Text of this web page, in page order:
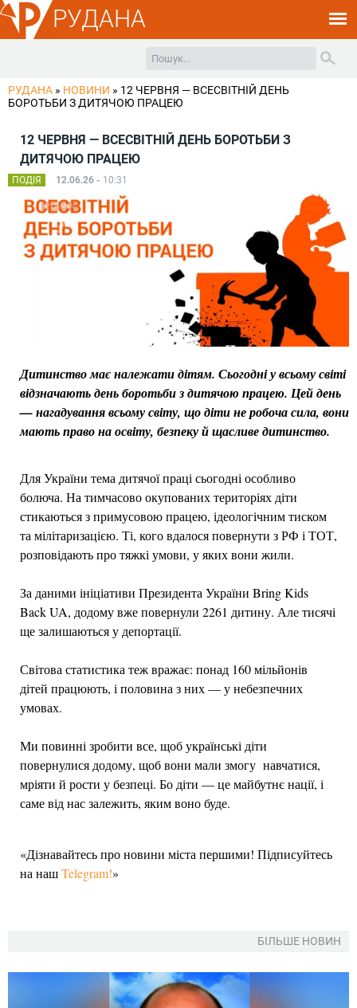
РУДАНА
РУДАНА » НОВИНИ » 12 ЧЕРВНЯ — ВСЕСВІТНІЙ ДЕНЬ
БОРОТЬБИ З ДИТЯЧОЮ ПРАЦЕЮ
12 ЧЕРВНЯ — ВСЕСВІТНІЙ ДЕНЬ БОРОТЬБИ З
ДИТЯЧОЮ ПРАЦЕЮ
ПОДІЯ 12.06.26 - 10:31
Дитинство має належати дітям. Сьогодні у всьому світі
відзначають день боротьби з дитячою працею. Цей день
— нагадування всьому світу, що діти не робоча сила, вони
мають право на освіту, безпеку й щасливе дитинство.
Для України тема дитячої праці сьогодні особливо
болюча. На тимчасово окупованих територіях діти
стикаються з примусовою працею, ідеологічним тиском
та мілітаризацією. Ті, кого вдалося повернути з РФ і ТОТ,
розповідають про тяжкі умови, у яких вони жили.
За даними ініціативи Президента України Bring Kids
Back UA, додому вже повернули 2261 дитину. Але тисячі
ще залишаються у депортації.
Світова статистика теж вражає: понад 160 мільйонів
дітей працюють, і половина з них — у небезпечних
умовах.
Ми повинні зробити все, щоб українські діти
повернулися додому, щоб вони мали змогу навчатися,
мріяти й рости у безпеці. Бо діти — це майбутнє нації, і
саме від нас залежить, яким воно буде.
«Дізнавайтесь про новини міста першими! Підписуйтесь
на нашTelegram!»
БІЛЬШЕ НОВИН